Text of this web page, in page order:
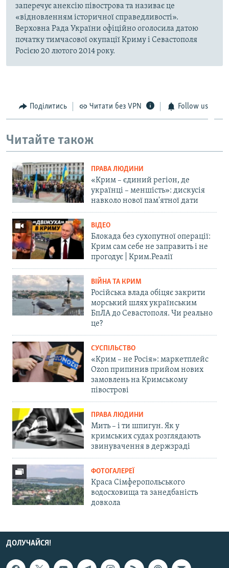
заперечує анексію півострова та називає це
«відновленням історичної справедливості».
Верховна Рада України офіційно оголосила датою
початку тимчасової окупації Криму і Севастополя
Росією 20 лютого 2014 року.
Поділитись Читати без VPN Follow us
Читайте також
ПРАВА ЛЮДИНИ
«Крим – єдиний регіон, де
українці – меншість»: дискусія
навколо нової пам'ятної дати
ВІДЕО
Блокада без сухопутної операції:
Крим сам себе не заправить і не
прогодує | Крим.Реалії
ВІЙНА ТА КРИМ
Російська влада обіцяє закрити
морський шлях українським
БпЛА до Севастополя. Чи реально
це?
СУСПІЛЬСТВО
«Крим – не Росія»: маркетплейс
Ozon припинив прийом нових
замовлень на Кримському
півострові
ПРАВА ЛЮДИНИ
Мить – і ти шпигун. Як у
кримських судах розглядають
звинувачення в держзраді
ФОТОГАЛЕРЕЇ
Краса Сімферопольського
водосховища та занедбаність
довкола
ДОЛУЧАЙСЯ!